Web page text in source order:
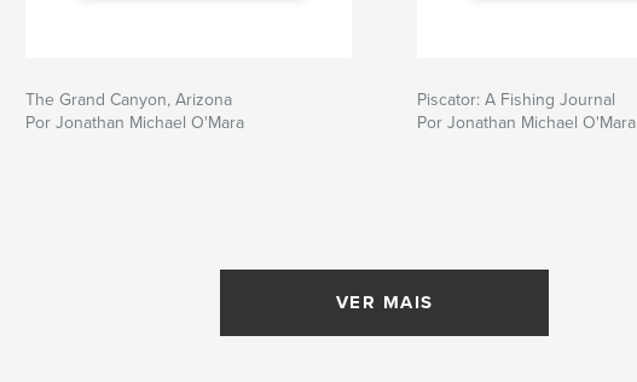
The Grand Canyon, Arizona
Por Jonathan Michael O'Mara
Piscator: A Fishing Journal
Por Jonathan Michael O'Mara
VER MAIS